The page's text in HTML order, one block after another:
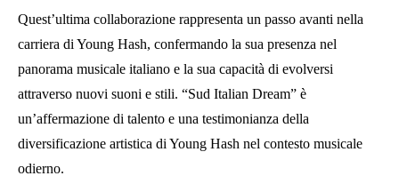
Quest’ultima collaborazione rappresenta un passo avanti nella
carriera di Young Hash, confermando la sua presenza nel
panorama musicale italiano e la sua capacità di evolversi
attraverso nuovi suoni e stili. “Sud Italian Dream” è
un’affermazione di talento e una testimonianza della
diversificazione artistica di Young Hash nel contesto musicale
odierno.